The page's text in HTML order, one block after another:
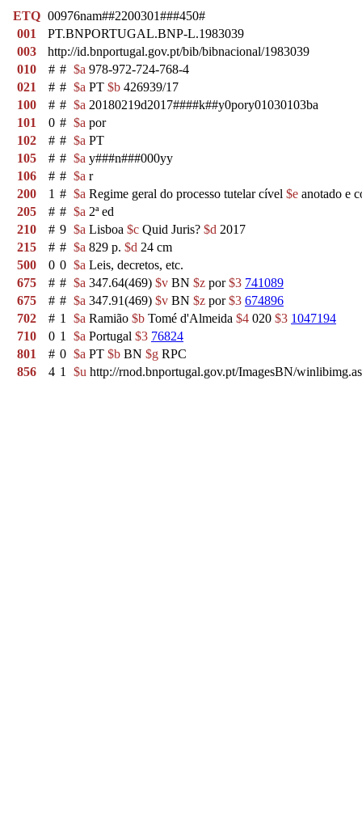
ETQ 00976nam##2200301###450#
001
PT.BNPORTUGAL.BNP-L.1983039
003
http://id.bnportugal.gov.pt/bib/bibnacional/1983039
010
# # $a 978-972-724-768-4
021
# # $a PT $b 426939/17
100
# # $a 20180219d2017####k##y0pory01030103ba
101
0 # $a por
102
# # $a PT
105
# # $a y###n###000yy
106
# # $a r
200
1 # $a Regime geral do processo tutelar cível $e anotado e
205
# # $a 2ª ed
210
# 9 $a Lisboa $c Quid Juris? $d 2017
215
# # $a 829 p. $d 24 cm
500
0 0 $a Leis, decretos, etc.
675
# # $a 347.64(469) $v BN $z por$3 741089
675
# # $a 347.91(469) $v BN $z por$3 674896
702
# 1 $a Ramião $b Tomé d'Almeida $4 020 $3 1047194
710
0 1 $a Portugal $3 76824
801
# 0 $a PT $b BN $g RPC
856
4 1 $u http://rnod.bnportugal.gov.pt/ImagesBN/